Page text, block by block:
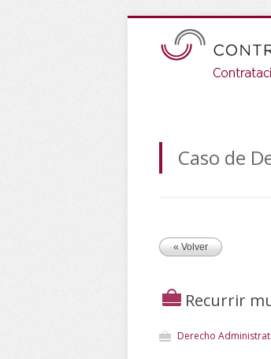
Caso de
« Volver
Recurrir
Derecho